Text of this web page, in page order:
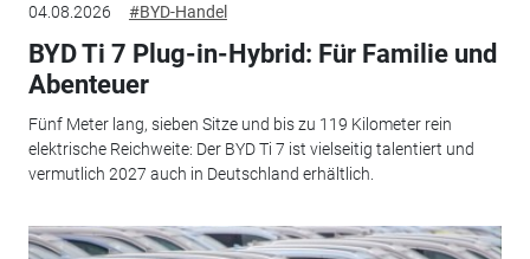
04.08.2026 #BYD-Handel
BYD Ti 7 Plug-in-Hybrid: Für Familie und
Abenteuer
Fünf Meter lang, sieben Sitze und bis zu 119 Kilometer rein
elektrische Reichweite: Der BYD Ti 7 ist vielseitig talentiert und
vermutlich 2027 auch in Deutschland erhältlich.